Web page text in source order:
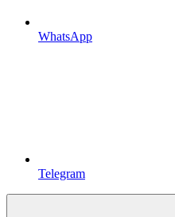
WhatsApp
Telegram